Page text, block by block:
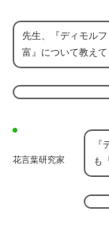
先生、『ディモル
富』について教え
花言葉研究家
も